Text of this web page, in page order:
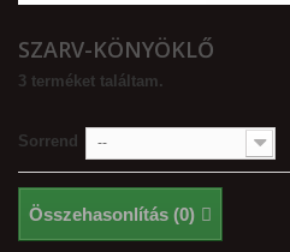
SZARV-KÖNYÖKLŐ
3 terméket találtam.
Sorrend --
Összehasonlítás (0)